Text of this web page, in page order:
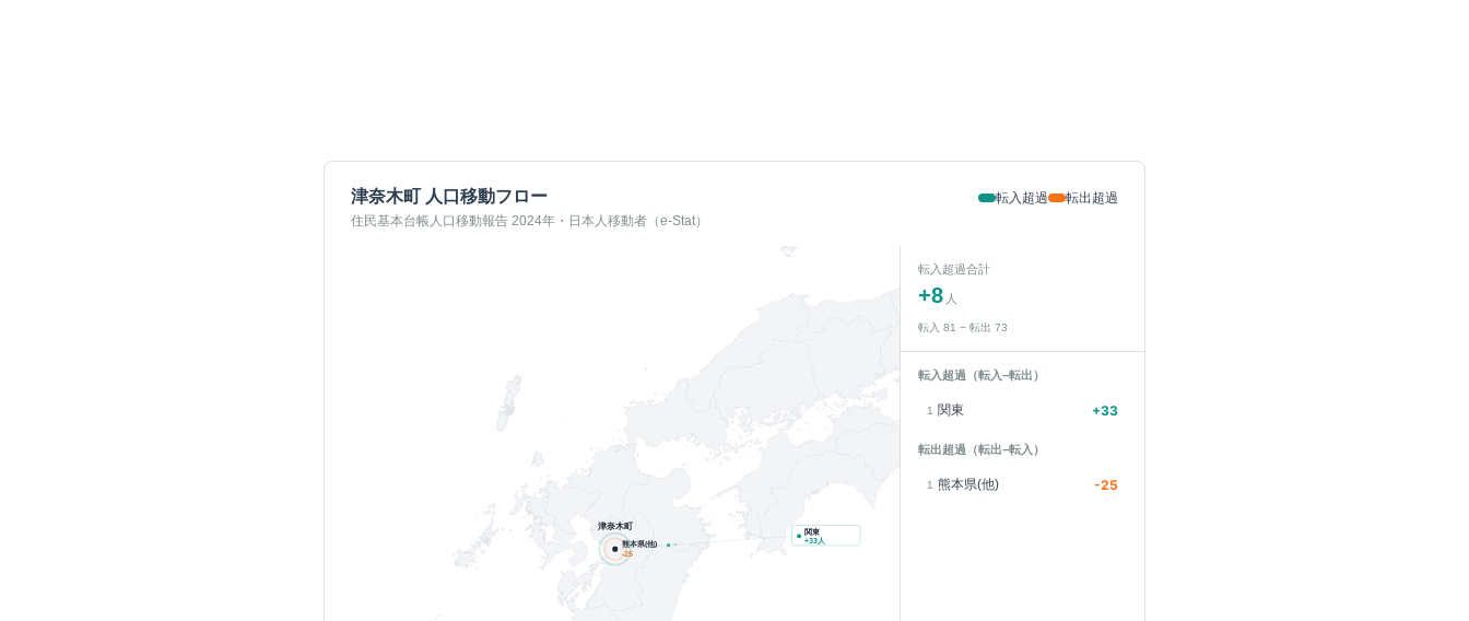
津奈木町 人口移動フロー
住民基本台帳人口移動報告 2024年・日本人移動者（e-Stat）
転入超過 転出超過
熊本県(他)
-25
津奈木町
関東
+33人
転入超過合計
+8 人
転入 81 − 転出 73
転入超過（転入−転出）
1 関東 +33
転出超過（転出−転入）
1 熊本県(他) -25